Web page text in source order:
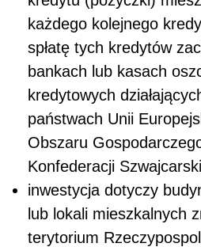
każdego kolejnego
spłatę tych kredytów
bankach lub kasach
kredytowych
państwach Unii
Obszaru
Konfederacji
inwestycja dotyczy
lub lokali mieszkalnych
terytorium